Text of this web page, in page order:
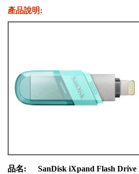
產品說明:
品名:
SanDisk iXpand Flash